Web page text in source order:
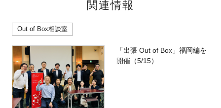
関連情報
Out of Box相談室
「出張 Out of Box」福岡編を
開催（5/15）